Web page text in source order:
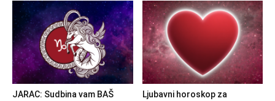
JARAC: Sudbina vam BAŠ
Ljubavni horoskop za